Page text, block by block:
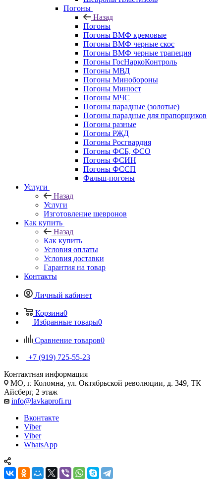
Погоны
Назад
Погоны
Погоны ВМФ кремовые
Погоны ВМФ черные скос
Погоны ВМФ черные трапеция
Погоны ГосНаркоКонтроль
Погоны МВД
Погоны Минобороны
Погоны Минюст
Погоны МЧС
Погоны парадные (золотые)
Погоны парадные для прапорщиков
Погоны разные
Погоны РЖД
Погоны Росгвардия
Погоны ФСБ, ФСО
Погоны ФСИН
Погоны ФССП
Фальш-погоны
Услуги
Назад
Услуги
Изготовление шевронов
Как купить
Назад
Как купить
Условия оплаты
Условия доставки
Гарантия на товар
Контакты
Личный кабинет
Корзина0
Избранные товары0
Сравнение товаров0
+7 (919) 725-55-23
Контактная информация
МО, г. Коломна, ул. Октябрьской революции, д. 349, ТК
Айсберг, 2 этаж
info@lavkaprofi.ru
Вконтакте
Viber
Viber
WhatsApp